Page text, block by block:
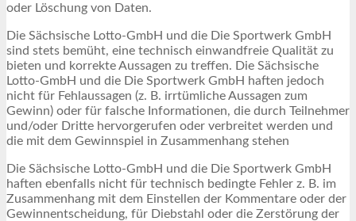
oder Löschung von Daten.
Die Sächsische Lotto-GmbH und die Die Sportwerk GmbH
sind stets bemüht, eine technisch einwandfreie Qualität zu
bieten und korrekte Aussagen zu treffen. Die Sächsische
Lotto-GmbH und die Die Sportwerk GmbH haften jedoch
nicht für Fehlaussagen (z. B. irrtümliche Aussagen zum
Gewinn) oder für falsche Informationen, die durch Teilnehmer
und/oder Dritte hervorgerufen oder verbreitet werden und
die mit dem Gewinnspiel in Zusammenhang stehen
Die Sächsische Lotto-GmbH und die Die Sportwerk GmbH
haften ebenfalls nicht für technisch bedingte Fehler z. B. im
Zusammenhang mit dem Einstellen der Kommentare oder der
Gewinnentscheidung, für Diebstahl oder die Zerstörung der